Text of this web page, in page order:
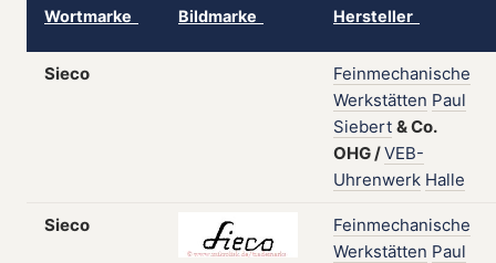
Wortmarke Bildmarke Hersteller
Sieco
Feinmechanische
Werkstätten Paul
Siebert &Co.
OHG/VEB-
Uhrenwerk Halle
Sieco
Feinmechanische
Werkstätten Paul